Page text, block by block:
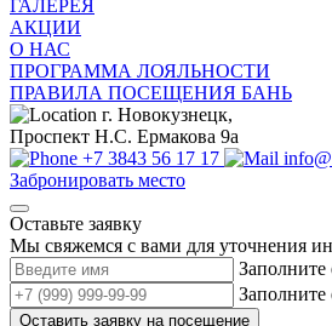
ГАЛЕРЕЯ
АКЦИИ
О НАС
ПРОГРАММА ЛОЯЛЬНОСТИ
ПРАВИЛА ПОСЕЩЕНИЯ БАНЬ
г. Новокузнецк,
Проспект Н.С. Ермакова 9а
+7 3843 56 17 17
Забронировать место
Оставьте заявку
Мы свяжемся с вами для уточнения
Заполните
Заполните
Оставить заявку на посещение